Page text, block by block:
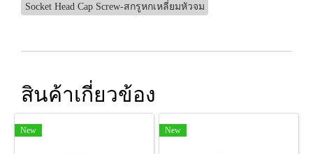
Socket Head Cap Screw-สกรูหกเหลี่ยมหัวจม
สินค้าเกี่ยวข้อง
New New